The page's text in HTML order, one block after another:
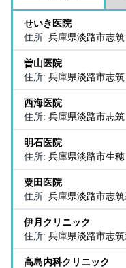
せいき医院
住所: 兵庫県淡路市志
曽山医院
住所: 兵庫県淡路市志
西海医院
住所: 兵庫県淡路市志
明石医院
住所: 兵庫県淡路市生穂
粟田医院
住所: 兵庫県淡路市志
伊月クリニック
住所: 兵庫県淡路市志筑
高島内科クリニック